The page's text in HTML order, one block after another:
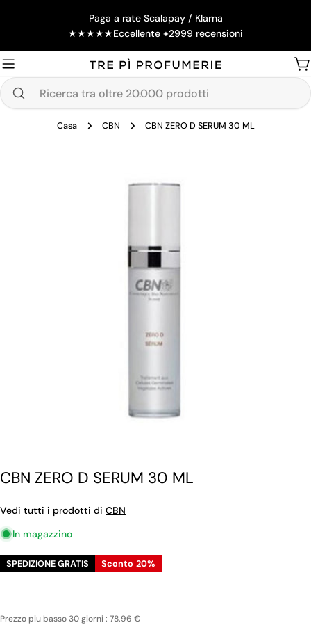
Paga a rate Scalapay / Klarna
★★★★★Eccellente +2999 recensioni
Ricerca
Casa CBN CBN ZERO D SERUM 30 ML
supporto 0 in modalità modale
CBN ZERO D SERUM 30 ML
Vedi tutti i prodotti di CBN
In magazzino
SPEDIZIONE GRATIS Sconto 20%
Prezzo piu basso 30 giorni : 78.96 €